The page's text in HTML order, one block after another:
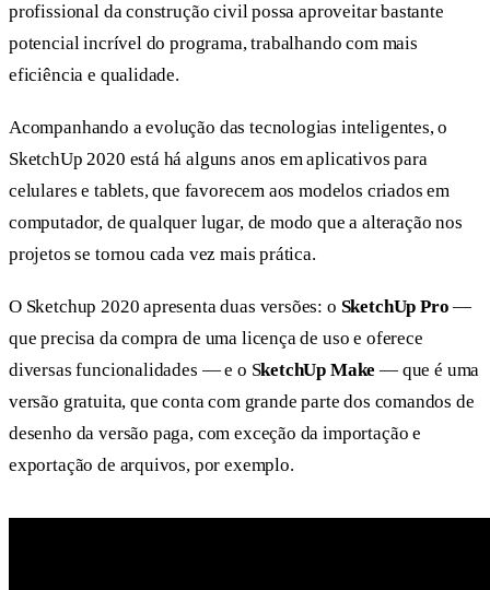
profissional da construção civil possa aproveitar bastante
potencial incrível do programa, trabalhando com mais
eficiência e qualidade.
Acompanhando a evolução das tecnologias inteligentes, o
SketchUp 2020 está há alguns anos em aplicativos para
celulares e tablets, que favorecem aos modelos criados em
computador, de qualquer lugar, de modo que a alteração nos
projetos se tornou cada vez mais prática.
O Sketchup 2020 apresenta duas versões: o SketchUp Pro—
que precisa da compra de uma licença de uso e oferece
diversas funcionalidades — e o SketchUp Make — que é uma
versão gratuita, que conta com grande parte dos comandos de
desenho da versão paga, com exceção da importação e
exportação de arquivos, por exemplo.